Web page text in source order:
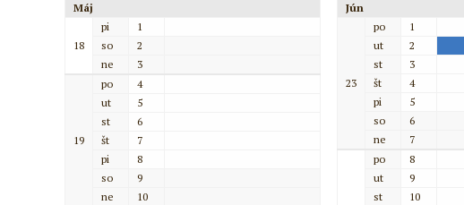
Máj
18
pi
1
so
2
ne
3
19
po
4
ut
5
st
6
št
7
pi
8
so
9
ne
10
Jún
23
po
1
ut
2
st
3
št
4
pi
5
so
6
ne
7
po
8
ut
9
st
10